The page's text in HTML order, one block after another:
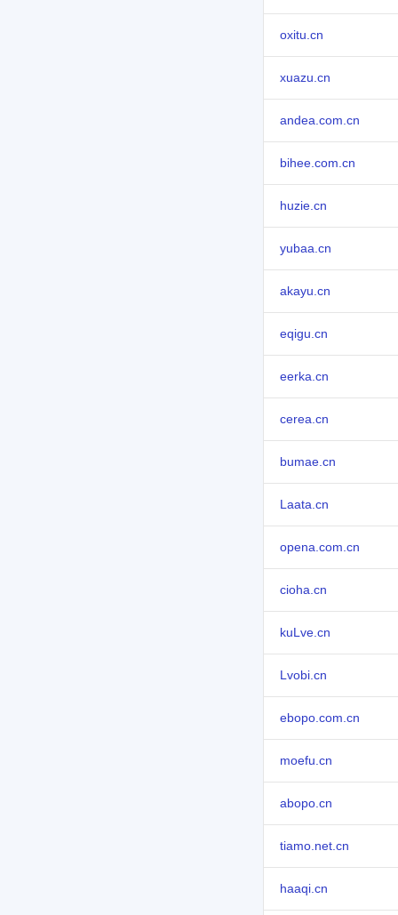
oxitu.cn
xuazu.cn
andea.com.cn
bihee.com.cn
huzie.cn
yubaa.cn
akayu.cn
eqigu.cn
eerka.cn
cerea.cn
bumae.cn
Laata.cn
opena.com.cn
cioha.cn
kuLve.cn
Lvobi.cn
ebopo.com.cn
moefu.cn
abopo.cn
tiamo.net.cn
haaqi.cn